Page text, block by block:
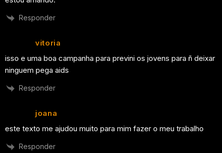
Responder
vitoria
isso e uma boa campanha para previni os jovens para ñ deixar
ninguem pega aids
Responder
joana
este texto me ajudou muito para mim fazer o meu trabalho
Responder